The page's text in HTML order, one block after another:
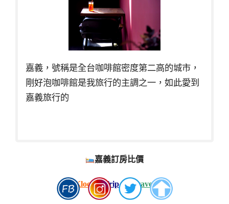
嘉義，號稱是全台咖啡館密度第二高的城市，
剛好泡咖啡館是我旅行的主調之一，如此愛到
嘉義旅行的
嘉義訂房比價
Klook。Trip。eztravel